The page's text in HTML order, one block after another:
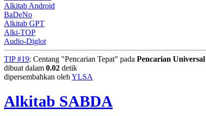
Alkitab Android
BaDeNo
Alkitab GPT
Alki-TOP
Audio-Diglot
TIP #19: Centang "Pencarian Tepat" pada Pencarian Universal
dibuat dalam 0.02 detik
dipersembahkan oleh YLSA
Alkitab SABDA